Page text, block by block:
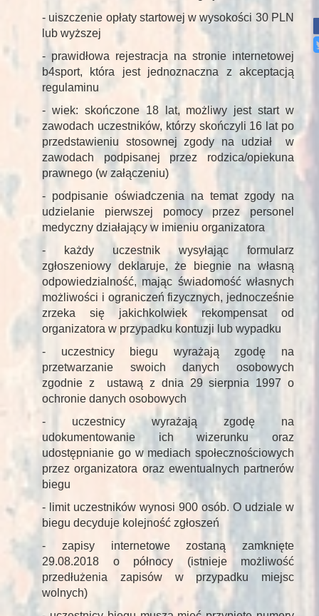
- uiszczenie opłaty startowej w wysokości 30 PLN
lub wyższej
- prawidłowa rejestracja na stronie internetowej
b4sport, która jest jednoznaczna z akceptacją
regulaminu
- wiek: skończone 18 lat, możliwy jest start w
zawodach uczestników, którzy skończyli 16 lat po
przedstawieniu stosownej zgody na udział w
zawodach podpisanej przez rodzica/opiekuna
prawnego (w załączeniu)
- podpisanie oświadczenia na temat zgody na
udzielanie pierwszej pomocy przez personel
medyczny działający w imieniu organizatora
- każdy uczestnik wysyłając formularz
zgłoszeniowy deklaruje, że biegnie na własną
odpowiedzialność, mając świadomość własnych
możliwości i ograniczeń fizycznych, jednocześnie
zrzeka się jakichkolwiek rekompensat od
organizatora w przypadku kontuzji lub wypadku
- uczestnicy biegu wyrażają zgodę na
przetwarzanie swoich danych osobowych
zgodnie z ustawą z dnia 29 sierpnia 1997 o
ochronie danych osobowych
- uczestnicy wyrażają zgodę na
udokumentowanie ich wizerunku oraz
udostępnianie go w mediach społecznościowych
przez organizatora oraz ewentualnych partnerów
biegu
- limit uczestników wynosi 900 osób. O udziale w
biegu decyduje kolejność zgłoszeń
- zapisy internetowe zostaną zamknięte
29.08.2018 o północy (istnieje możliwość
przedłużenia zapisów w przypadku miejsc
wolnych)